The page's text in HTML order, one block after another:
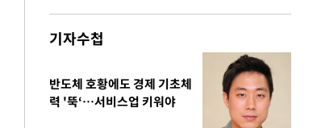
기자수첩
반도체 호황에도 경제 기초체
력 '뚝‘…서비스업 키워야